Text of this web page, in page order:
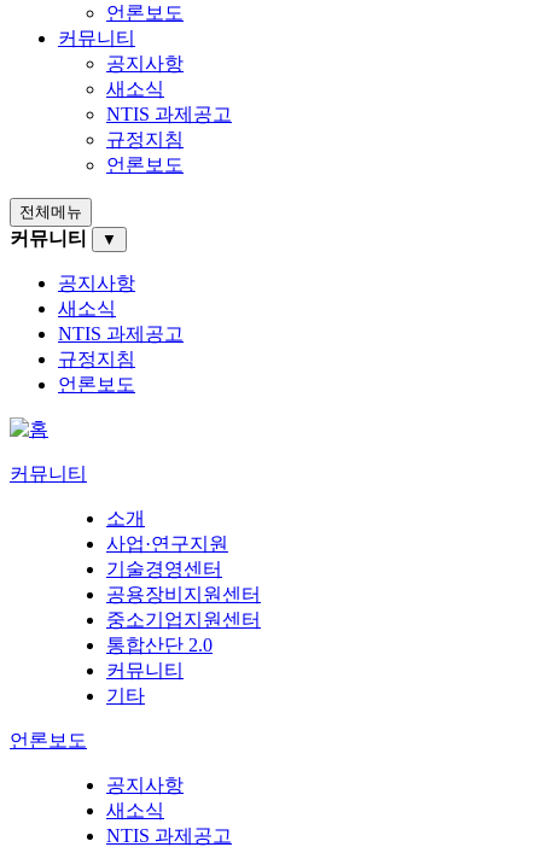
언론보도
커뮤니티
공지사항
새소식
NTIS 과제공고
규정지침
언론보도
전체메뉴
커뮤니티 ▼
공지사항
새소식
NTIS 과제공고
규정지침
언론보도
커뮤니티
소개
사업·연구지원
기술경영센터
공용장비지원센터
중소기업지원센터
통합산단 2.0
커뮤니티
기타
언론보도
공지사항
새소식
NTIS 과제공고